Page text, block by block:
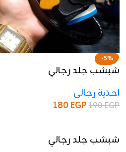
-5%
شبشب جلد رجالي
احذية رجالى
190EGP
180EGP
شبشب جلد رجالي